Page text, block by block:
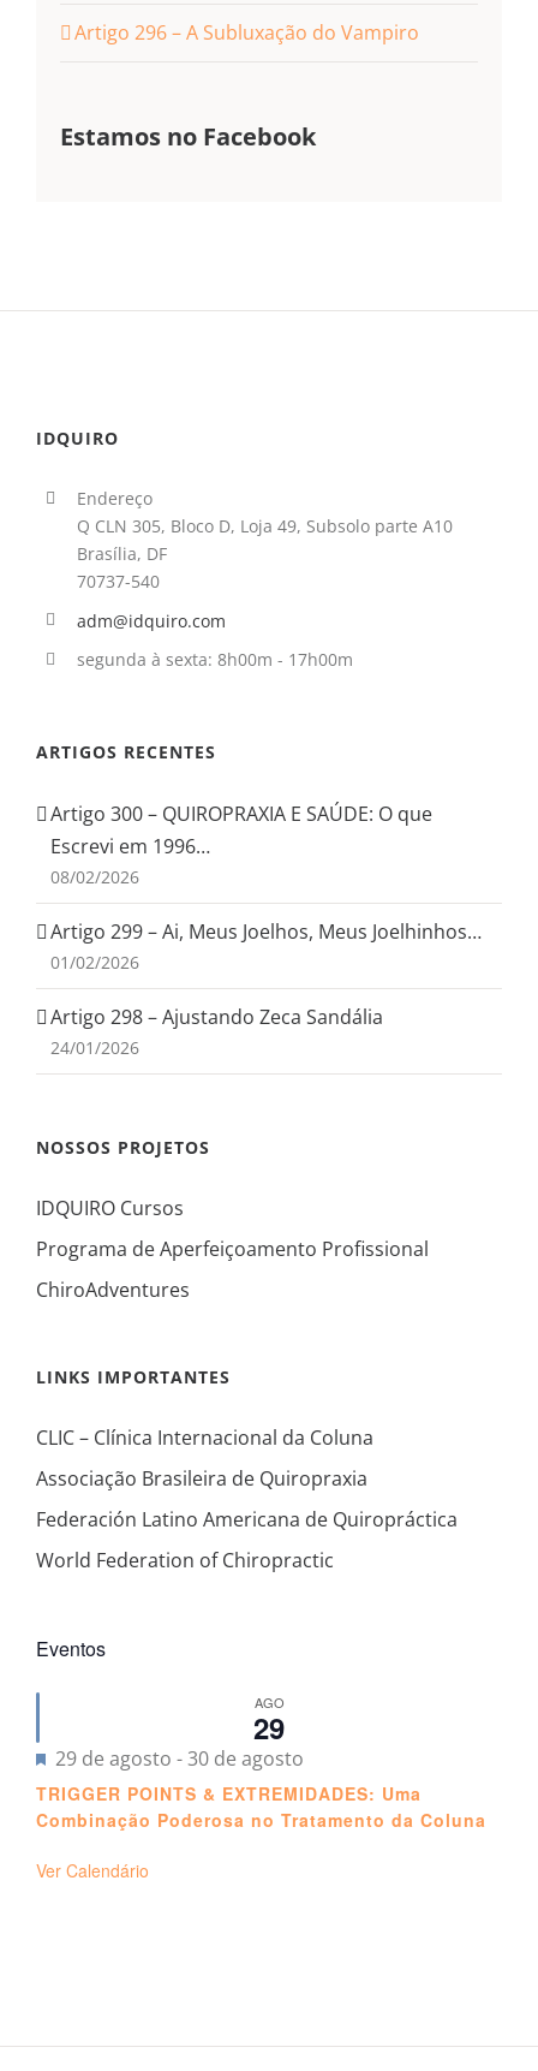
Artigo 296 – A Subluxação do Vampiro
Estamos no Facebook
IDQUIRO
Endereço
Q CLN 305, Bloco D, Loja 49, Subsolo parte A10
Brasília, DF
70737-540
adm@idquiro.com
segunda à sexta: 8h00m - 17h00m
ARTIGOS RECENTES
Artigo 300 – QUIROPRAXIA E SAÚDE: O que
Escrevi em 1996…
08/02/2026
Artigo 299 – Ai, Meus Joelhos, Meus Joelhinhos…
01/02/2026
Artigo 298 – Ajustando Zeca Sandália
24/01/2026
NOSSOS PROJETOS
IDQUIRO Cursos
Programa de Aperfeiçoamento Profissional
ChiroAdventures
LINKS IMPORTANTES
CLIC – Clínica Internacional da Coluna
Associação Brasileira de Quiropraxia
Federación Latino Americana de Quiropráctica
World Federation of Chiropractic
Eventos
AGO
29
Destacado
29 de agosto -30 de agosto
TRIGGER POINTS & EXTREMIDADES: Uma
Combinação Poderosa no Tratamento da Coluna
Ver Calendário